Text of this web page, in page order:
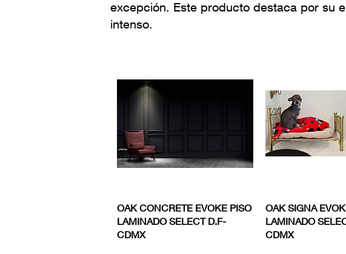
excepción. Este producto destaca por su
intenso.
Vista rápida
OAK CONCRETE EVOKE PISO
LAMINADO SELECT D.F-
CDMX
Vista
OAK SIGNA
LAMINADO
CDMX